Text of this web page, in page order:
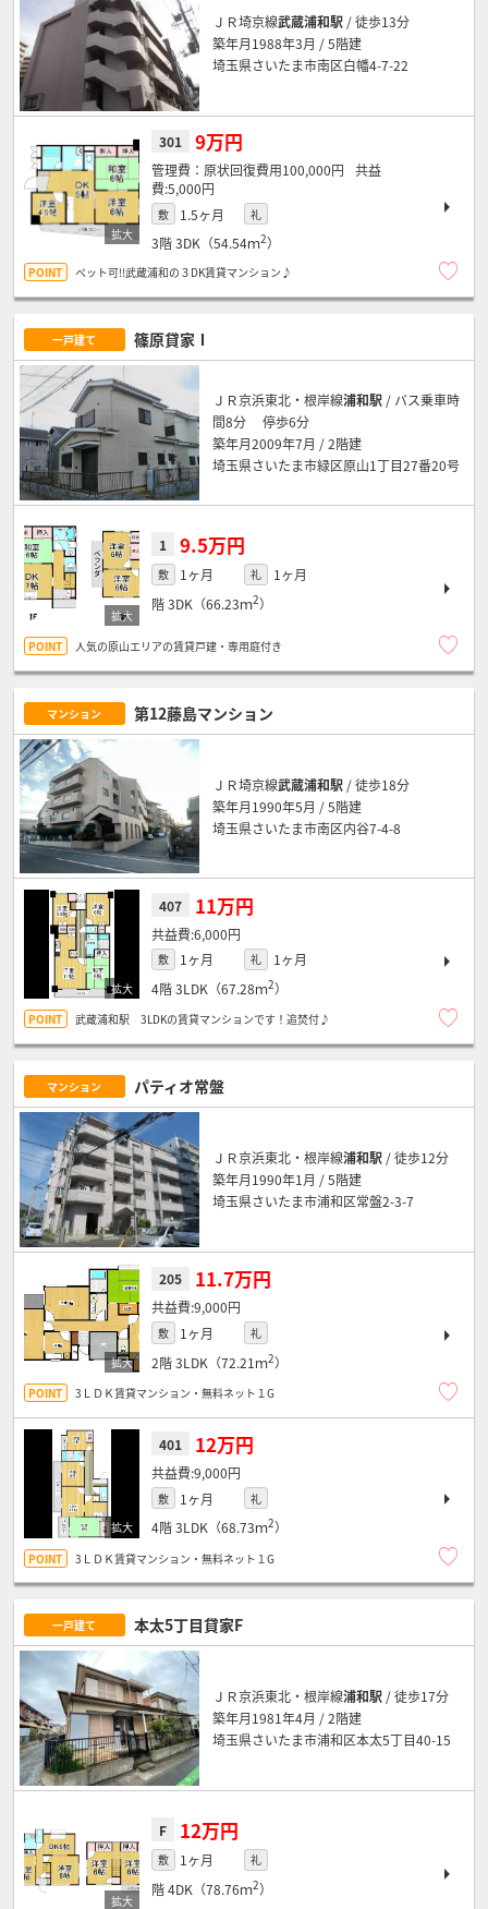
ＪＲ埼京線武蔵浦和駅 / 徒歩13分
築年月1988年3月 / 5階建
埼玉県さいたま市南区白幡4-7-22
301 9万円
原状回復費用100,000円
5,000円
敷 1.5ヶ月 礼
3階3DK（54.54ｍ2）
ペット可!!武蔵浦和の３DK賃貸マンション♪
一戸建て 篠原貸家Ⅰ
ＪＲ京浜東北・根岸線浦和駅 / バス乗車時
間8分 停歩6分
築年月2009年7月 / 2階建
埼玉県さいたま市緑区原山1丁目27番20号
1 9.5万円
敷 1ヶ月 礼
1ヶ月
階3DK（66.23ｍ2）
人気の原山エリアの賃貸戸建・専用庭付き
マンション 第12藤島マンション
ＪＲ埼京線武蔵浦和駅 / 徒歩18分
築年月1990年5月 / 5階建
埼玉県さいたま市南区内谷7-4-8
407 11万円
6,000円
敷 1ヶ月 礼
1ヶ月
4階3LDK（67.28ｍ2）
武蔵浦和駅 3LDKの賃貸マンションです！追焚付♪
マンション パティオ常盤
ＪＲ京浜東北・根岸線浦和駅 / 徒歩12分
築年月1990年1月 / 5階建
埼玉県さいたま市浦和区常盤2-3-7
205 11.7万円
9,000円
敷 1ヶ月 礼
2階3LDK（72.21ｍ2）
3ＬＤＫ賃貸マンション・無料ネット１G
401 12万円
9,000円
敷 1ヶ月 礼
4階3LDK（68.73ｍ2）
3ＬＤＫ賃貸マンション・無料ネット１G
一戸建て 本太5丁目貸家F
ＪＲ京浜東北・根岸線浦和駅 / 徒歩17分
築年月1981年4月 / 2階建
埼玉県さいたま市浦和区本太5丁目40-15
F 12万円
敷 1ヶ月 礼
階4DK（78.76ｍ2）